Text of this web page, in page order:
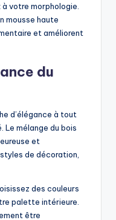
votre morphologie.
mousse haute
et améliorent
du
d’élégance à tout
Le mélange du bois
et
de décoration,
des couleurs
palette intérieure.
être